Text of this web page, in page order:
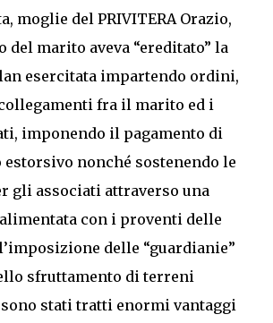
moglie del PRIVITERA Orazio,
del marito aveva “ereditato” la
esercitata impartendo ordini,
fra il marito ed i
imponendo il pagamento di
nonché sostenendo le
gli associati attraverso una
con i proventi delle
delle “guardianie”
sfruttamento di terreni
stati tratti enormi vantaggi